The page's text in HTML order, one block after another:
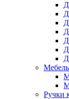
Ручки